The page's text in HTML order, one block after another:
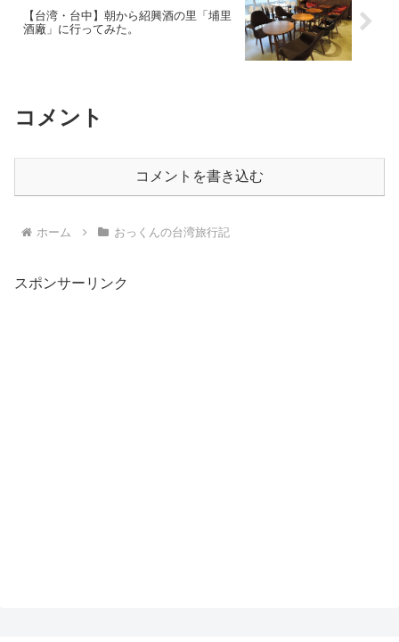
【台湾・台中】朝から紹興酒の里「埔里
酒廠」に行ってみた。
コメント
コメントを書き込む
ホーム おっくんの台湾旅行記
スポンサーリンク